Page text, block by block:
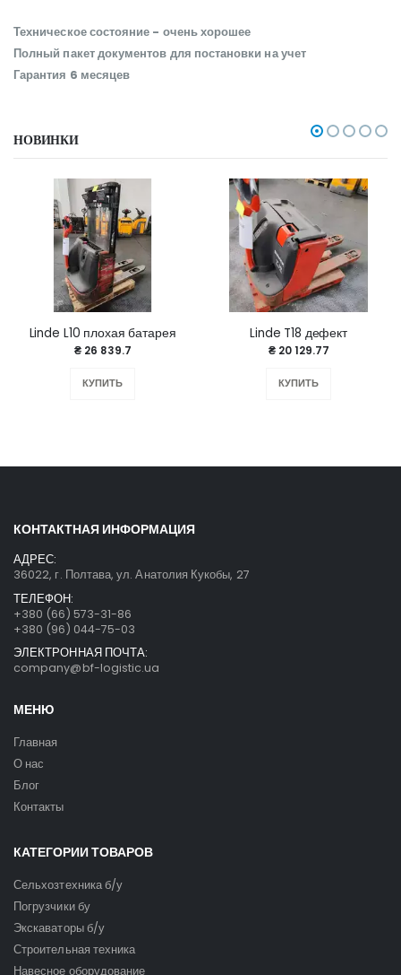
Техническое состояние - очень хорошее
Полный пакет документов для постановки на учет
Гарантия 6 месяцев
НОВИНКИ
Linde L10 плохая батарея
₴ 26 839.7
КУПИТЬ
Linde T18 дефект
₴ 20 129.77
КУПИТЬ
КОНТАКТНАЯ ИНФОРМАЦИЯ
АДРЕС:
36022, г. Полтава, ул. Анатолия Кукобы, 27
ТЕЛЕФОН:
+380 (66) 573-31-86
+380 (96) 044-75-03
ЭЛЕКТРОННАЯ ПОЧТА:
company@bf-logistic.ua
МЕНЮ
Главная
О нас
Блог
Контакты
КАТЕГОРИИ ТОВАРОВ
Сельхозтехника б/у
Погрузчики бу
Экскаваторы б/у
Строительная техника
Навесное оборудование